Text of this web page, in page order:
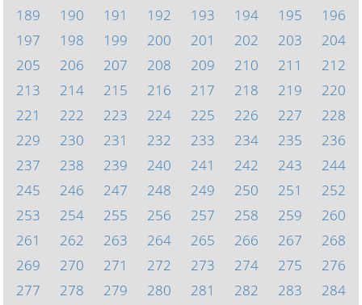
189
190 191 192 193 194 195
196
197
198 199 200 201 202 203
204
205
206 207 208 209 210 211
212
213
214 215 216 217 218 219
220
221
222 223 224 225 226 227
228
229
230 231 232 233 234 235
236
237
238 239 240 241 242 243
244
245
246 247 248 249 250 251
252
253
254 255 256 257 258 259
260
261
262 263 264 265 266 267
268
269
270 271 272 273 274 275
276
277
278 279 280 281 282 283
284